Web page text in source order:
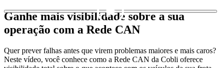
Ganhe mais visibilidade sobre a sua
operação com a Rede CAN
Quer prever falhas antes que virem problemas maiores e mais caros?
Neste vídeo, você conhece como a Rede CAN da Cobli oferece